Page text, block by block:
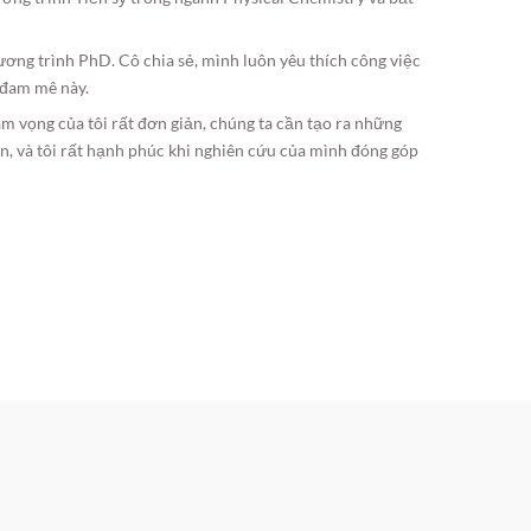
trình PhD. Cô chia sẻ, mình luôn yêu thích công việc
mê này.
vọng của tôi rất đơn giản, chúng ta cần tạo ra những
và tôi rất hạnh phúc khi nghiên cứu của mình đóng góp